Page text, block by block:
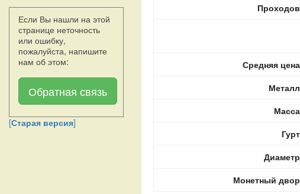
Если Вы нашли на этой
странице неточность
или ошибку,
пожалуйста, напишите
нам об этом:
Обратная связь
[Старая версия]
Средняя
Монетный